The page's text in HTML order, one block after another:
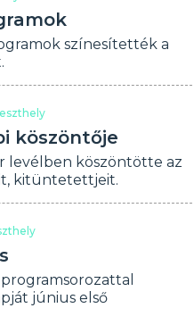
színesítették a
köszöntője
levélben köszöntötte az
kitüntetettjeit.
június első